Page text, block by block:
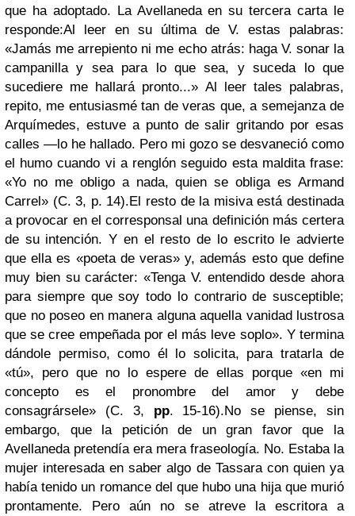
que ha adoptado. La Avellaneda en su tercera carta le
responde:Al leer en su última de V. estas palabras:
«Jamás me arrepiento ni me echo atrás: haga V. sonar la
campanilla y sea para lo que sea, y suceda lo que
sucediere me hallará pronto...» Al leer tales palabras,
repito, me entusiasmé tan de veras que, a semejanza de
Arquímedes, estuve a punto de salir gritando por esas
calles —lo he hallado. Pero mi gozo se desvaneció como
el humo cuando vi a renglón seguido esta maldita frase:
«Yo no me obligo a nada, quien se obliga es Armand
Carrel» (C. 3, p. 14).El resto de la misiva está destinada
a provocar en el corresponsal una definición más certera
de su intención. Y en el resto de lo escrito le advierte
que ella es «poeta de veras» y, además esto que define
muy bien su carácter: «Tenga V. entendido desde ahora
para siempre que soy todo lo contrario de susceptible;
que no poseo en manera alguna aquella vanidad lustrosa
que se cree empeñada por el más leve soplo». Y termina
dándole permiso, como él lo solicita, para tratarla de
«tú», pero que no lo espere de ellas porque «en mi
concepto es el pronombre del amor y debe
consagrársele» (C. 3, pp. 15-16).No se piense, sin
embargo, que la petición de un gran favor que la
Avellaneda pretendía era mera fraseología. No. Estaba la
mujer interesada en saber algo de Tassara con quien ya
había tenido un romance del que hubo una hija que murió
prontamente. Pero aún no se atreve la escritora a